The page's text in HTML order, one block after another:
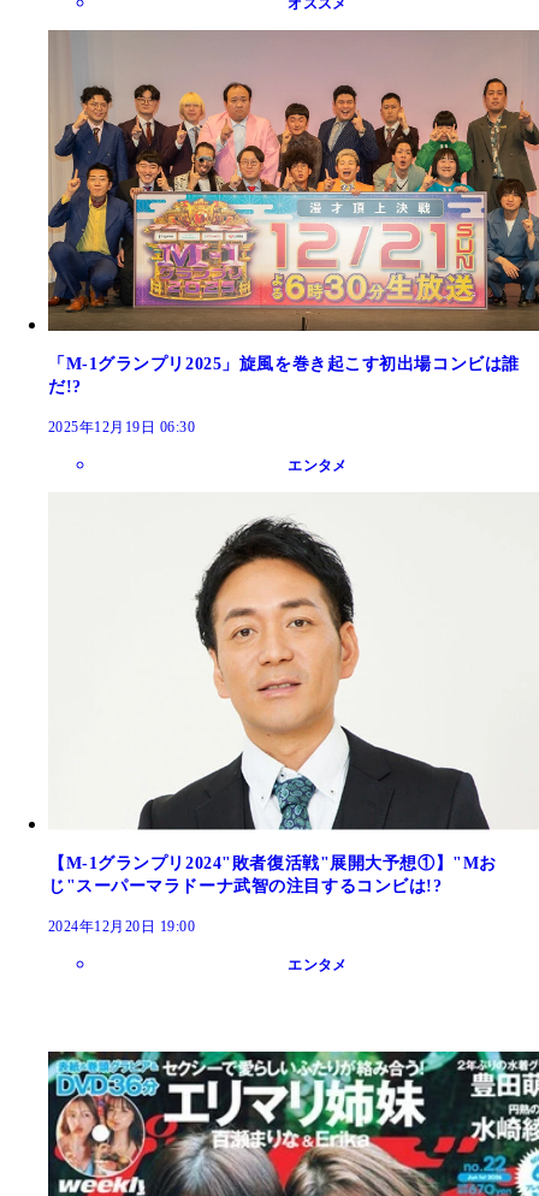
「M-1グランプリ2025」旋風を巻き起こす初出場コンビは誰
だ!?
2025年12月19日 06:30
エンタメ
【M-1グランプリ2024"敗者復活戦"展開大予想①】"Mお
じ"スーパーマラドーナ武智の注目するコンビは!?
2024年12月20日 19:00
エンタメ